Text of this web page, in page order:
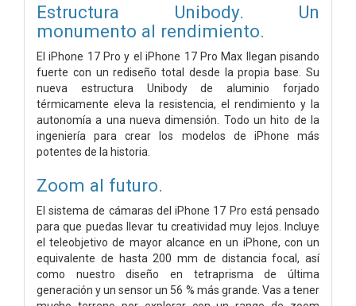
Estructura Unibody. Un
monumento al rendimiento.
El iPhone 17 Pro y el iPhone 17 Pro Max llegan pisando
fuerte con un rediseño total desde la propia base. Su
nueva estructura Unibody de aluminio forjado
térmicamente eleva la resistencia, el rendimiento y la
autonomía a una nueva dimensión. Todo un hito de la
ingeniería para crear los modelos de iPhone más
potentes de la historia.
Zoom al futuro.
El sistema de cámaras del iPhone 17 Pro está pensado
para que puedas llevar tu creatividad muy lejos. Incluye
el teleobjetivo de mayor alcance en un iPhone, con un
equivalente de hasta 200 mm de distancia focal, así
como nuestro diseño en tetraprisma de última
generación y un sensor un 56 % más grande. Vas a tener